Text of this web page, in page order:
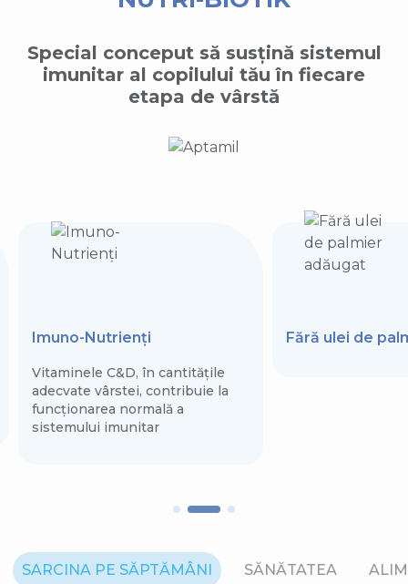
Special conceput să susțină sistemul
imunitar al copilului tău în fiecare
etapa de vârstă
Imuno-Nutrienți
Vitaminele C&D, în cantitățile
adecvate vârstei, contribuie la
funcționarea normală a
sistemului imunitar
Fără ulei de
SARCINA PE SĂPTĂMÂNI SĂNĂTATEA